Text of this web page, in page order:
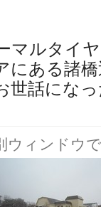
ルタイヤ
ある諸橋
話になっ
ウィンドウ